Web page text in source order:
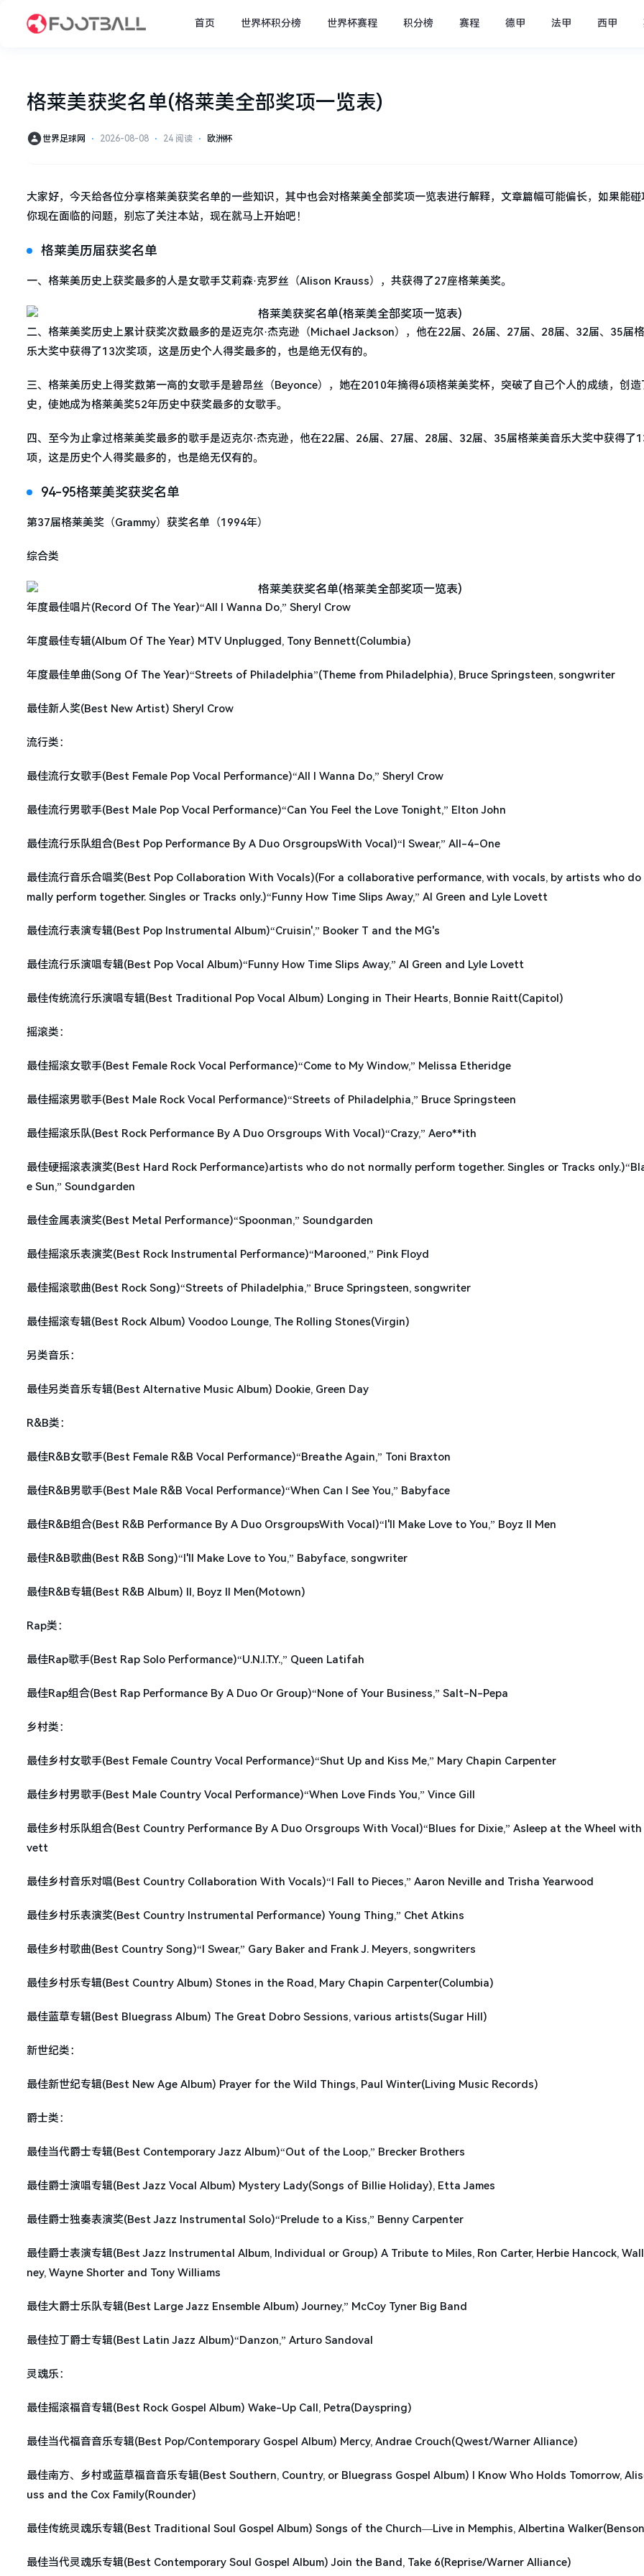
首页 世界杯积分榜 世界杯赛程 积分榜 赛程 德甲 法甲 西甲
格莱美获奖名单(格莱美全部奖项一览表)
世界足球网 ⋅ 2026-08-08 ⋅ 24 阅读 ⋅ 欧洲杯
大家好，今天给各位分享格莱美获奖名单的一些知识，其中也会对格莱美全部奖项一览表进行解释，文章篇幅可能偏长，如果能碰
你现在面临的问题，别忘了关注本站，现在就马上开始吧！
格莱美历届获奖名单
一、格莱美历史上获奖最多的人是女歌手艾莉森·克罗丝（Alison Krauss），共获得了27座格莱美奖。
二、格莱美奖历史上累计获奖次数最多的是迈克尔·杰克逊（Michael Jackson），他在22届、26届、27届、28届、32届、35届
乐大奖中获得了13次奖项，这是历史个人得奖最多的，也是绝无仅有的。
三、格莱美历史上得奖数第一高的女歌手是碧昂丝（Beyonce），她在2010年摘得6项格莱美奖杯，突破了自己个人的成绩，创造
史，使她成为格莱美奖52年历史中获奖最多的女歌手。
四、至今为止拿过格莱美奖最多的歌手是迈克尔·杰克逊，他在22届、26届、27届、28届、32届、35届格莱美音乐大奖中获得了
项，这是历史个人得奖最多的，也是绝无仅有的。
94-95格莱美奖获奖名单
第37届格莱美奖（Grammy）获奖名单（1994年）
综合类
年度最佳唱片(Record Of The Year)“All I Wanna Do,” Sheryl Crow
年度最佳专辑(Album Of The Year) MTV Unplugged, Tony Bennett(Columbia)
年度最佳单曲(Song Of The Year)“Streets of Philadelphia”(Theme from Philadelphia), Bruce Springsteen, songwriter
最佳新人奖(Best New Artist) Sheryl Crow
流行类：
最佳流行女歌手(Best Female Pop Vocal Performance)“All I Wanna Do,” Sheryl Crow
最佳流行男歌手(Best Male Pop Vocal Performance)“Can You Feel the Love Tonight,” Elton John
最佳流行乐队组合(Best Pop Performance By A Duo OrsgroupsWith Vocal)“I Swear,” All-4-One
最佳流行音乐合唱奖(Best Pop Collaboration With Vocals)(For a collaborative performance, with vocals, by artists who
mally perform together. Singles or Tracks only.)“Funny How Time Slips Away,” Al Green and Lyle Lovett
最佳流行表演专辑(Best Pop Instrumental Album)“Cruisin',” Booker T and the MG's
最佳流行乐演唱专辑(Best Pop Vocal Album)“Funny How Time Slips Away,” Al Green and Lyle Lovett
最佳传统流行乐演唱专辑(Best Traditional Pop Vocal Album) Longing in Their Hearts, Bonnie Raitt(Capitol)
摇滚类：
最佳摇滚女歌手(Best Female Rock Vocal Performance)“Come to My Window,” Melissa Etheridge
最佳摇滚男歌手(Best Male Rock Vocal Performance)“Streets of Philadelphia,” Bruce Springsteen
最佳摇滚乐队(Best Rock Performance By A Duo Orsgroups With Vocal)“Crazy,” Aero**ith
最佳硬摇滚表演奖(Best Hard Rock Performance)artists who do not normally perform together. Singles or Tracks
e Sun,” Soundgarden
最佳金属表演奖(Best Metal Performance)“Spoonman,” Soundgarden
最佳摇滚乐表演奖(Best Rock Instrumental Performance)“Marooned,” Pink Floyd
最佳摇滚歌曲(Best Rock Song)“Streets of Philadelphia,” Bruce Springsteen, songwriter
最佳摇滚专辑(Best Rock Album) Voodoo Lounge, The Rolling Stones(Virgin)
另类音乐：
最佳另类音乐专辑(Best Alternative Music Album) Dookie, Green Day
R&B类：
最佳R&B女歌手(Best Female R&B Vocal Performance)“Breathe Again,” Toni Braxton
最佳R&B男歌手(Best Male R&B Vocal Performance)“When Can I See You,” Babyface
最佳R&B组合(Best R&B Performance By A Duo OrsgroupsWith Vocal)“I'll Make Love to You,” Boyz II Men
最佳R&B歌曲(Best R&B Song)“I'll Make Love to You,” Babyface, songwriter
最佳R&B专辑(Best R&B Album) II, Boyz II Men(Motown)
Rap类：
最佳Rap歌手(Best Rap Solo Performance)“U.N.I.T.Y.,” Queen Latifah
最佳Rap组合(Best Rap Performance By A Duo Or Group)“None of Your Business,” Salt-N-Pepa
乡村类：
最佳乡村女歌手(Best Female Country Vocal Performance)“Shut Up and Kiss Me,” Mary Chapin Carpenter
最佳乡村男歌手(Best Male Country Vocal Performance)“When Love Finds You,” Vince Gill
最佳乡村乐队组合(Best Country Performance By A Duo Orsgroups With Vocal)“Blues for Dixie,” Asleep at the Wheel with
vett
最佳乡村音乐对唱(Best Country Collaboration With Vocals)“I Fall to Pieces,” Aaron Neville and Trisha Yearwood
最佳乡村乐表演奖(Best Country Instrumental Performance) Young Thing,” Chet Atkins
最佳乡村歌曲(Best Country Song)“I Swear,” Gary Baker and Frank J. Meyers, songwriters
最佳乡村乐专辑(Best Country Album) Stones in the Road, Mary Chapin Carpenter(Columbia)
最佳蓝草专辑(Best Bluegrass Album) The Great Dobro Sessions, various artists(Sugar Hill)
新世纪类：
最佳新世纪专辑(Best New Age Album) Prayer for the Wild Things, Paul Winter(Living Music Records)
爵士类：
最佳当代爵士专辑(Best Contemporary Jazz Album)“Out of the Loop,” Brecker Brothers
最佳爵士演唱专辑(Best Jazz Vocal Album) Mystery Lady(Songs of Billie Holiday), Etta James
最佳爵士独奏表演奖(Best Jazz Instrumental Solo)“Prelude to a Kiss,” Benny Carpenter
最佳爵士表演专辑(Best Jazz Instrumental Album, Individual or Group) A Tribute to Miles, Ron Carter, Herbie Hancock,
ney, Wayne Shorter and Tony Williams
最佳大爵士乐队专辑(Best Large Jazz Ensemble Album) Journey,” McCoy Tyner Big Band
最佳拉丁爵士专辑(Best Latin Jazz Album)“Danzon,” Arturo Sandoval
灵魂乐：
最佳摇滚福音专辑(Best Rock Gospel Album) Wake-Up Call, Petra(Dayspring)
最佳当代福音音乐专辑(Best Pop/Contemporary Gospel Album) Mercy, Andrae Crouch(Qwest/Warner Alliance)
最佳南方、乡村或蓝草福音音乐专辑(Best Southern, Country, or Bluegrass Gospel Album) I Know Who Holds Tomorrow,
uss and the Cox Family(Rounder)
最佳传统灵魂乐专辑(Best Traditional Soul Gospel Album) Songs of the Church—Live in Memphis, Albertina
最佳当代灵魂乐专辑(Best Contemporary Soul Gospel Album) Join the Band, Take 6(Reprise/Warner Alliance)